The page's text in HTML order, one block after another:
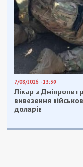
7/08/2026 - 13:30
Лікар з
вивезення
доларів